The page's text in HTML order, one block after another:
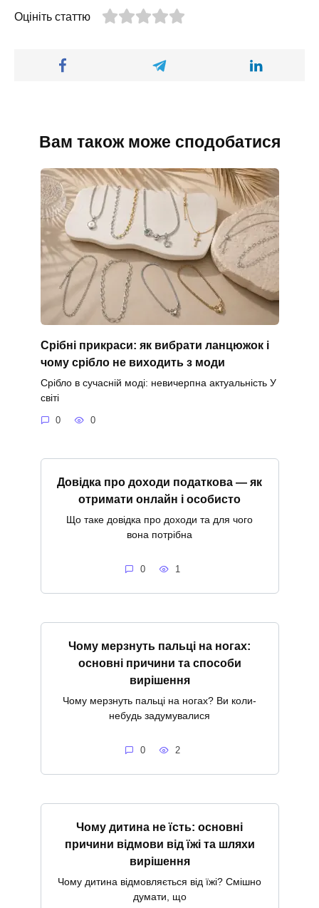
Оцініть статтю
Вам також може сподобатися
Срібні прикраси: як вибрати ланцюжок і
чому срібло не виходить з моди
Срібло в сучасній моді: невичерпна актуальність У
світі
0 0
Довідка про доходи податкова — як
отримати онлайн і особисто
Що таке довідка про доходи та для чого
вона потрібна
0 1
Чому мерзнуть пальці на ногах:
основні причини та способи
вирішення
Чому мерзнуть пальці на ногах? Ви коли-
небудь задумувалися
0 2
Чому дитина не їсть: основні
причини відмови від їжі та шляхи
вирішення
Чому дитина відмовляється від їжі? Смішно
думати, що